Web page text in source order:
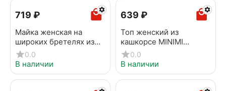
‍719‍ ₽
Майка женская на
широких бретелях из
кашкорсе MINIMI
1321_01CE Beige
0.0
В наличии
‍639‍ ₽
Топ женский из
кашкорсе MINIMI
1141_02CE Nero
0.0
В наличии